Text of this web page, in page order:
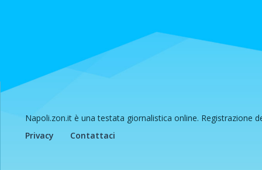
Napoli.zon.it è una testata giornalistica online. Registrazione
Privacy
Contattaci